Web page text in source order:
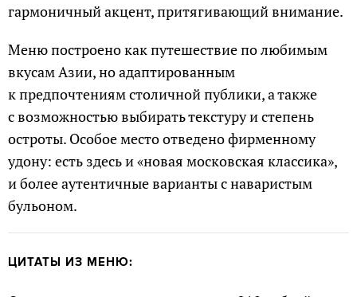
гармоничный акцент, притягивающий внимание.
Меню построено как путешествие по любимым
вкусам Азии, но адаптированным
к предпочтениям столичной публики, а также
с возможностью выбирать текстуру и степень
остроты. Особое место отведено фирменному
удону: есть здесь и «новая московская классика»,
и более аутентичные варианты с наваристым
бульоном.
ЦИТАТЫ ИЗ МЕНЮ: